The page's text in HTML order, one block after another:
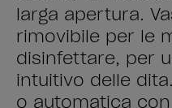
larga apertura.
rimovibile per le
disinfettare, per
intuitivo delle
o automatica